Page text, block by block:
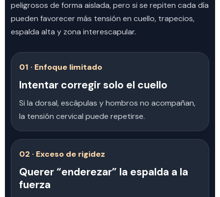
peligrosos de forma aislada, pero si se repiten cada día
pueden favorecer más tensión en cuello, trapecios,
espalda alta y zona interescapular.
01 · Enfoque limitado
Intentar corregir solo el cuello
Si la dorsal, escápulas y hombros no acompañan,
la tensión cervical puede repetirse.
02 · Exceso de rigidez
Querer “enderezar” la espalda a la
fuerza